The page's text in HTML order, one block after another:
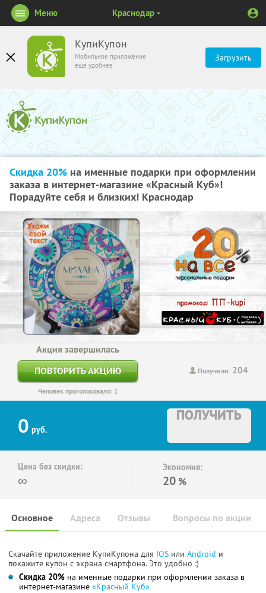
КупиКупон
Мобильное приложение
ещё удобнее
Загрузить
Меню Краснодар
Скидка 20% на именные подарки при оформлении
заказа в интернет-магазине «Красный Куб»!
Порадуйте себя и близких! Краснодар
Получили: 204
Акция завершилась
ПОВТОРИТЬ АКЦИЮ
Человек проголосовало: 1
0 руб.
ПОЛУЧИТЬ
Цена без скидки:
∞
Экономия:
20 %
Основное Отзывы Вопросы по акции
Адреса
Скачайте приложение КупиКупона для IOS или Android и
покажите купон с экрана смартфона. Это удобно :)
Скидка 20% на именные подарки при оформлении заказа в
интернет-магазине «Красный Куб»